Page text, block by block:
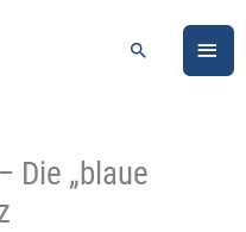
Suchen
Die „blaue